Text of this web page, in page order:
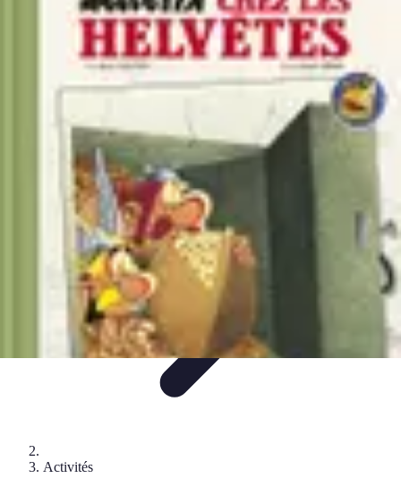
Destination Parfaite
Conseils de voyageConseils pratiquesPlanification de
Découverte Voyage Urbain
Destination Parfaite
Activités